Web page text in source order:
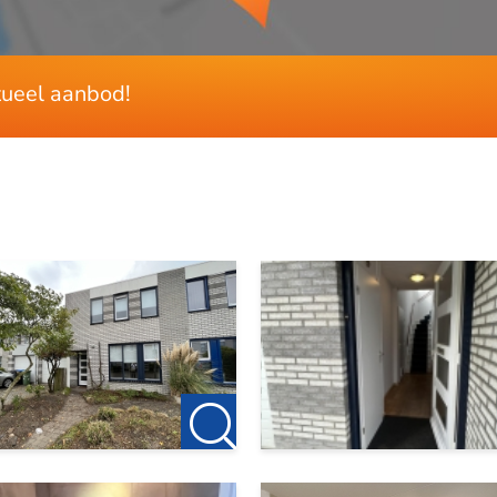
139 m²
243 m²
aanbod!